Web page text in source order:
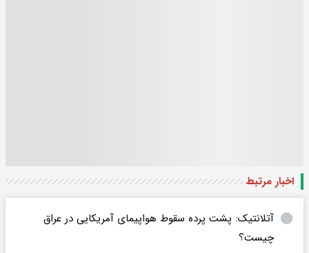
اخبار مرتبط
آتلانتیک: پشت پرده سقوط هواپیمای آمریکایی در عراق
چیست؟